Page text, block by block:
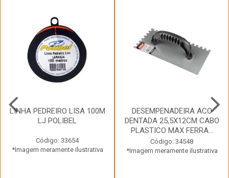
LINHA PEDREIRO LISA 100M
LJ POLIBEL
Código: 33654
*Imagem meramente ilustrativa
DESEMPENADEIRA ACO
DENTADA 25,5X12CM CABO
PLASTICO MAX FERRA...
Código: 34548
*Imagem meramente ilustrativa